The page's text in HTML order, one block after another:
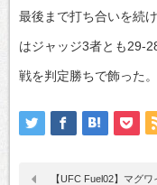
最後まで打ち合いを続
はジャッジ3者とも29-
戦を判定勝ちで飾った。
【UFC Fuel02】マグ